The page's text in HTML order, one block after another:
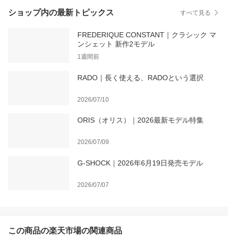
ショップ内の最新トピックス すべて見る
FREDERIQUE CONSTANT｜クラシック マ
ンシェット 新作2モデル
1週間前
RADO｜長く使える、RADOという選択
2026/07/10
ORIS（オリス）｜2026最新モデル特集
2026/07/09
G-SHOCK｜2026年6月19日発売モデル
2026/07/07
この商品の楽天市場の関連商品